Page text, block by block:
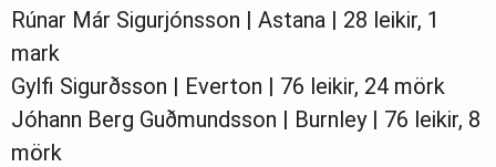
Rúnar Már Sigurjónsson | Astana | 28 leikir, 1
mark
Gylfi Sigurðsson | Everton | 76 leikir, 24 mörk
Jóhann Berg Guðmundsson | Burnley | 76 leikir, 8
mörk